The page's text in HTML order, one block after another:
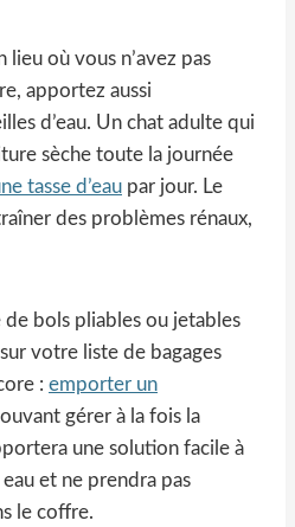
lieu où vous n’avez pas
apportez aussi
d’eau. Un chat adulte qui
sèche toute la journée
tasse d’eau par jour. Le
des problèmes rénaux,
bols pliables ou jetables
votre liste de bagages
: emporter un
gérer à la fois la
une solution facile à
et ne prendra pas
le coffre.